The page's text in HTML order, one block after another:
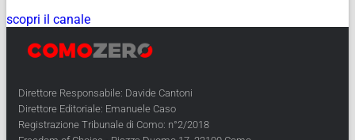
scopri il canale
Direttore Responsabile: Davide Cantoni
Direttore Editoriale: Emanuele Caso
Registrazione Tribunale di Como: n°2/2018